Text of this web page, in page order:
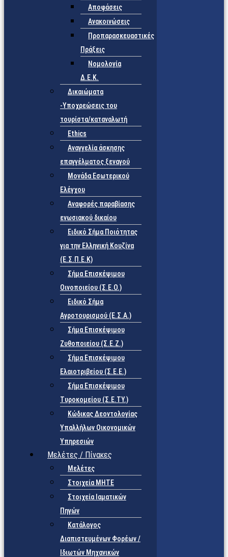
Αποφάσεις
Ανακοινώσεις
Προπαρασκευαστικές
Πράξεις
Νομολογία
Δ.Ε.Κ.
Δικαιώματα
-Υποχρεώσεις του
τουρίστα/καταναλωτή
Ethics
Αναγγελία άσκησης
επαγγέλματος ξεναγού
Μονάδα Εσωτερικού
Ελέγχου
Αναφορές παραβίασης
ενωσιακού δικαίου
Ειδικό Σήμα Ποιότητας
για την Ελληνική Κουζίνα
(Ε.Σ.Π.Ε.Κ)
Σήμα Επισκέψιμου
Οινοποιείου (Σ.Ε.Ο.)
Ειδικό Σήμα
Αγροτουρισμού (Ε.Σ.Α.)
Σήμα Επισκέψιμου
Ζυθοποιείου (Σ.Ε.Ζ.)
Σήμα Επισκέψιμου
Ελαιοτριβείου (Σ.Ε.Ε.)
Σήμα Επισκέψιμου
Τυροκομείου (Σ.Ε.TY.)
Κώδικας Δεοντολογίας
Υπαλλήλων Οικονομικών
Υπηρεσιών
Μελέτες / Πίνακες
Μελέτες
Στοιχεία ΜΗΤΕ
Στοιχεία Ιαματικών
Πηγών
Κατάλογος
Διαπιστευμένων Φορέων /
Ιδιωτών Μηχανικών